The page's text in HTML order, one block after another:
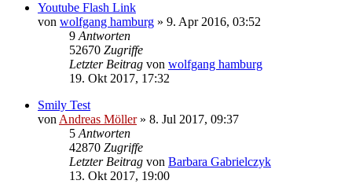
Youtube Flash Link
von wolfgang hamburg » 9. Apr 2016, 03:52
9 Antworten
52670 Zugriffe
Letzter Beitrag von wolfgang hamburg
19. Okt 2017, 17:32
Smily Test
von Andreas Möller» 8. Jul 2017, 09:37
5 Antworten
42870 Zugriffe
Letzter Beitrag von Barbara Gabrielczyk
13. Okt 2017, 19:00